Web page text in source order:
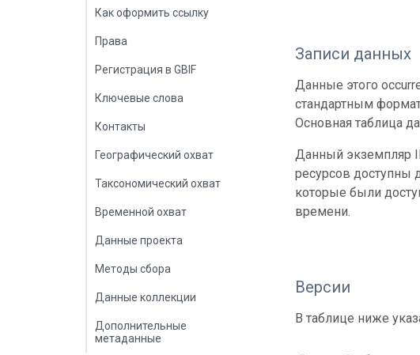
Как оформить ссылку
Права
Регистрация в GBIF
Ключевые слова
Контакты
Географический охват
Таксономический охват
Временной охват
Данные проекта
Методы сбора
Данные коллекции
Дополнительные
метаданные
Записи данных
Данные этого
стандартным
Основная таблица
Данный экземпляр
ресурсов доступны
которые были
времени.
Версии
В таблице ниже